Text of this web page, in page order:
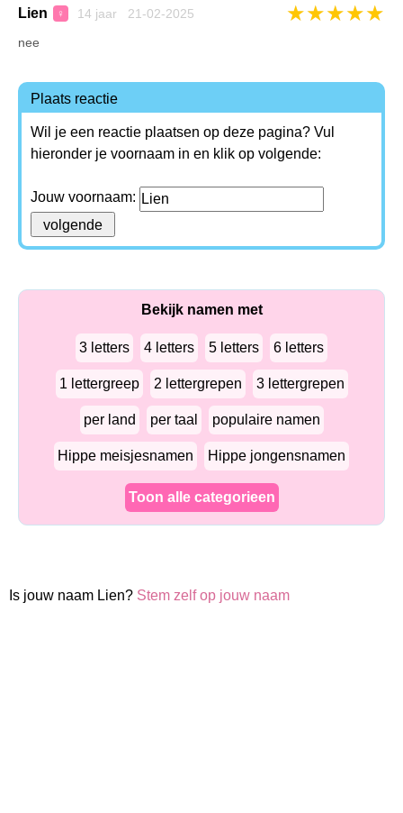
Lien ♀ 14 jaar 21-02-2025 ★★★★★
nee
Plaats reactie
Wil je een reactie plaatsen op deze pagina? Vul
hieronder je voornaam in en klik op volgende:
Jouw voornaam:
Bekijk namen met
3 letters 4 letters 5 letters 6 letters
1 lettergreep 2 lettergrepen 3 lettergrepen
per land per taal populaire namen
Hippe meisjesnamen Hippe jongensnamen
Toon alle categorieen
Is jouw naam Lien? Stem zelf op jouw naam